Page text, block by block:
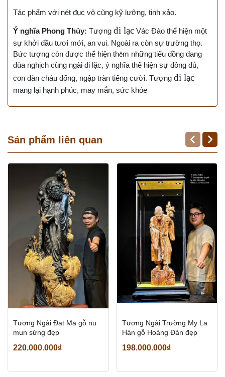
Tác phẩm với nét đục vô cũng kỹ lưỡng, tinh xảo.
Ý nghĩa Phong Thủy: Tượng di lạc Vác Đào thể hiện một
sự khởi đầu tươi mới, an vui. Ngoài ra còn sự trường thọ.
Bức tượng còn được thể hiện thêm những tiểu đồng đang
đùa nghịch cùng ngài di lặc, ý nghĩa thể hiện sự đông đủ,
con đàn cháu đống, ngập tràn tiếng cười. Tượng di lạc
mang lại hạnh phúc, may mắn, sức khỏe
Sản phẩm liên quan
Tượng Ngài Đạt Ma gỗ nu
mun sừng đẹp
220.000.000₫
Tượng Ngài Trường My La
Hán gỗ Hoàng Đàn đẹp
198.000.000₫